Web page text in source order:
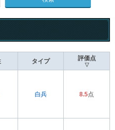
タイプ 評価点
▽
白兵 8.5点